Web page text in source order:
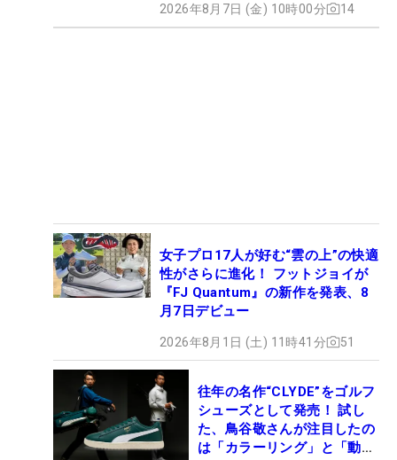
2026年8月7日 (金) 10時00分 14
女子プロ17人が好む“雲の上”の快適
性がさらに進化！ フットジョイが
『FJ Quantum』の新作を発表、8
月7日デビュー
2026年8月1日 (土) 11時41分 51
往年の名作“CLYDE”をゴルフ
シューズとして発売！ 試し
た、鳥谷敬さんが注目したの
は「カラーリング」と「動き